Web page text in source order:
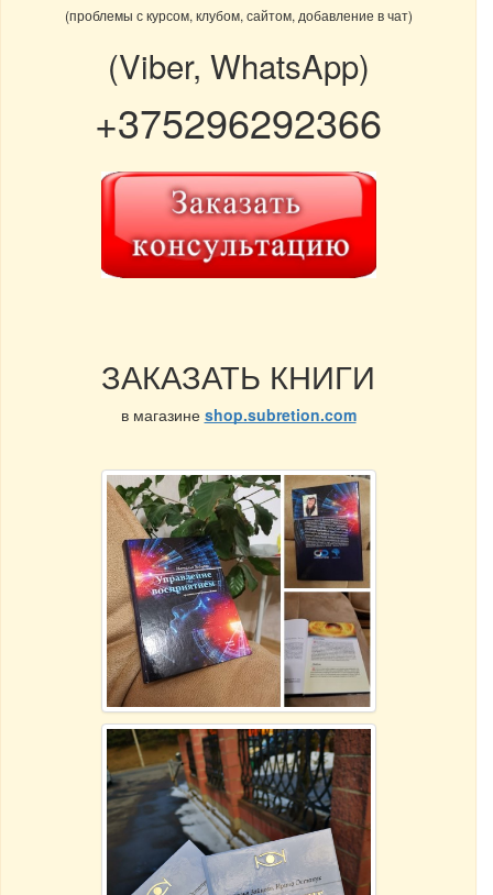
(проблемы с курсом, клубом, сайтом, добавление в чат)
(Viber, WhatsApp)
+375296292366
ЗАКАЗАТЬ КНИГИ
в магазине shop.subretion.com